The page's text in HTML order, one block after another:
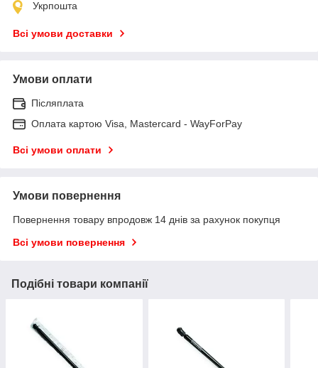
Укрпошта
Всі умови доставки
Умови оплати
Післяплата
Оплата картою Visa, Mastercard - WayForPay
Всі умови оплати
Умови повернення
Повернення товару впродовж 14 днів за рахунок покупця
Всі умови повернення
Подібні товари компанії